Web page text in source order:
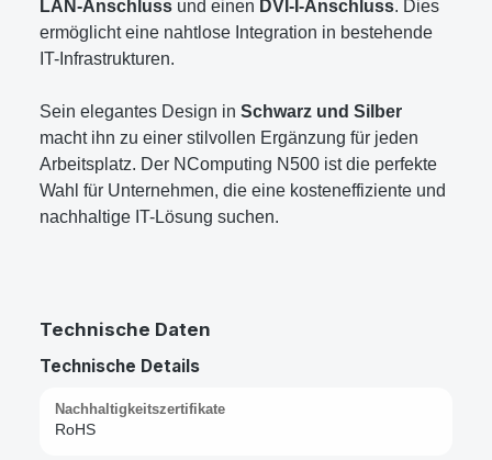
LAN-Anschluss und einen DVI-I-Anschluss. Dies
ermöglicht eine nahtlose Integration in bestehende
IT-Infrastrukturen.
Sein elegantes Design in Schwarz und Silber
macht ihn zu einer stilvollen Ergänzung für jeden
Arbeitsplatz. Der NComputing N500 ist die perfekte
Wahl für Unternehmen, die eine kosteneffiziente und
nachhaltige IT-Lösung suchen.
Technische Daten
Technische Details
Nachhaltigkeitszertifikate
RoHS